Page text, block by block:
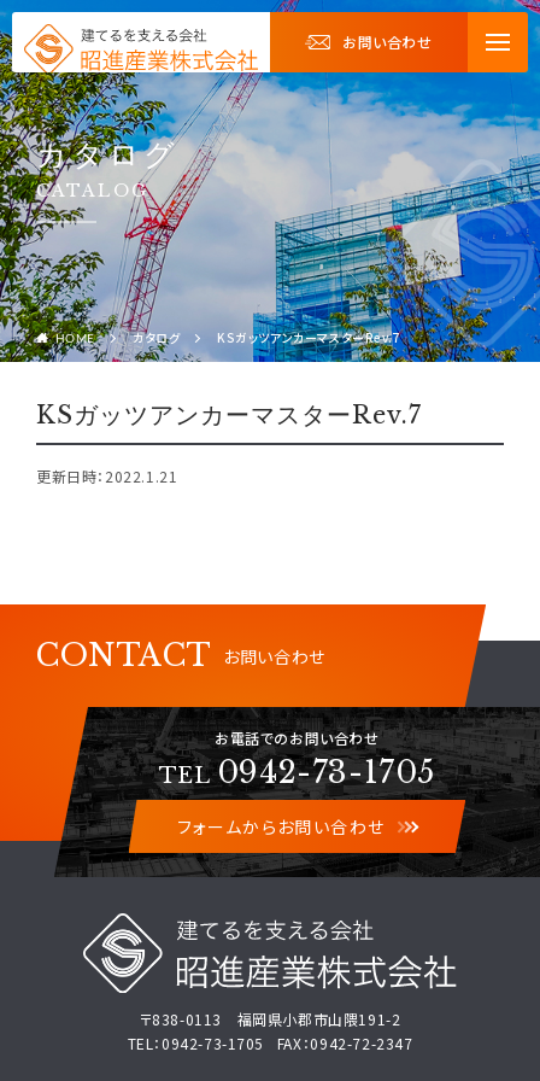
お問い合わせ
カタログ
CATALOG
HOME カタログ KSガッツアンカーマスターRev.7
KSガッツアンカーマスターRev.7
更新日時：2022.1.21
CONTACT お問い合わせ
お電話でのお問い合わせ
TEL 0942-73-1705
フォームからお問い合わせ
〒838-0113 福岡県小郡市山隈191-2
TEL：0942-73-1705 FAX：0942-72-2347